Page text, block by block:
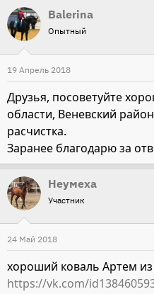
т
о
р
т
е
ы
а
ч
Balerina
Опытный
19 Апрель 2018
Друзья, посоветуйте
области, Веневский
расчистка.
Заранее благодарю за
Неумеха
Участник
24 Май 2018
хороший коваль Артем
https://vk.com/